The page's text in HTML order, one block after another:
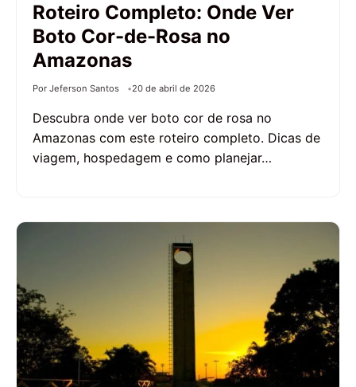
Roteiro Completo: Onde Ver
Boto Cor-de-Rosa no
Amazonas
Por Jeferson Santos 20 de abril de 2026
Descubra onde ver boto cor de rosa no
Amazonas com este roteiro completo. Dicas de
viagem, hospedagem e como planejar…